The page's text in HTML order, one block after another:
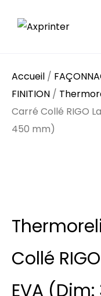
Accueil /
FINITION /
Carré Collé RIGO
450 mm)
Collé
EVA